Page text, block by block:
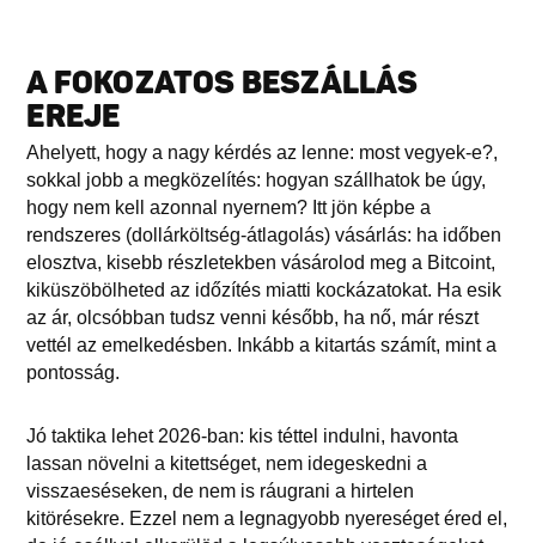
A FOKOZATOS BESZÁLLÁS
EREJE
Ahelyett, hogy a nagy kérdés az lenne: most vegyek-e?,
sokkal jobb a megközelítés: hogyan szállhatok be úgy,
hogy nem kell azonnal nyernem? Itt jön képbe a
rendszeres (dollárköltség-átlagolás) vásárlás: ha időben
elosztva, kisebb részletekben vásárolod meg a Bitcoint,
kiküszöbölheted az időzítés miatti kockázatokat. Ha esik
az ár, olcsóbban tudsz venni később, ha nő, már részt
vettél az emelkedésben. Inkább a kitartás számít, mint a
pontosság.
Jó taktika lehet 2026-ban: kis téttel indulni, havonta
lassan növelni a kitettséget, nem idegeskedni a
visszaeséseken, de nem is ráugrani a hirtelen
kitörésekre. Ezzel nem a legnagyobb nyereséget éred el,